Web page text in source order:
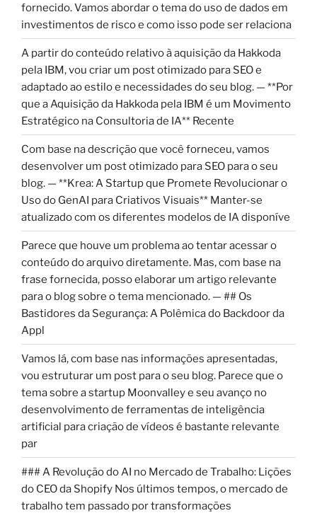
fornecido. Vamos abordar o tema do uso de dados em
investimentos de risco e como isso pode ser relaciona
A partir do conteúdo relativo à aquisição da Hakkoda
pela IBM, vou criar um post otimizado para SEO e
adaptado ao estilo e necessidades do seu blog. — **Por
que a Aquisição da Hakkoda pela IBM é um Movimento
Estratégico na Consultoria de IA** Recente
Com base na descrição que você forneceu, vamos
desenvolver um post otimizado para SEO para o seu
blog. — **Krea: A Startup que Promete Revolucionar o
Uso do GenAI para Criativos Visuais** Manter-se
atualizado com os diferentes modelos de IA disponíve
Parece que houve um problema ao tentar acessar o
conteúdo do arquivo diretamente. Mas, com base na
frase fornecida, posso elaborar um artigo relevante
para o blog sobre o tema mencionado. — ## Os
Bastidores da Segurança: A Polêmica do Backdoor da
Appl
Vamos lá, com base nas informações apresentadas,
vou estruturar um post para o seu blog. Parece que o
tema sobre a startup Moonvalley e seu avanço no
desenvolvimento de ferramentas de inteligência
artificial para criação de vídeos é bastante relevante
par
### A Revolução do AI no Mercado de Trabalho: Lições
do CEO da Shopify Nos últimos tempos, o mercado de
trabalho tem passado por transformações